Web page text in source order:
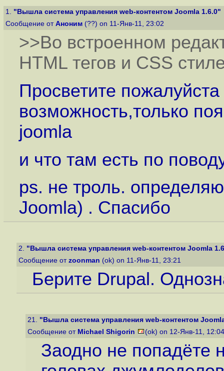
1. "Вышла система управления web-контентом Joomla 1.6.0"
Сообщение от Аноним (??) on 11-Янв-11, 23:02
>>Во встроенном
HTML тегов и CSS
Просветите
возможность,только
joomla
и что там есть по
ps. не троль.
Joomla) . Спасибо
2. "Вышла система управления web-контентом Joomla
Сообщение от zoonman (ok) on 11-Янв-11, 23:21
Берите Drupal.
21. "Вышла система управления web-контентом
Сообщение от Michael Shigorin (ok) on 12-Янв-11,
Заодно не попадёте